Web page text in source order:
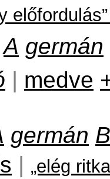
A germán
| medve
germán
| „elég